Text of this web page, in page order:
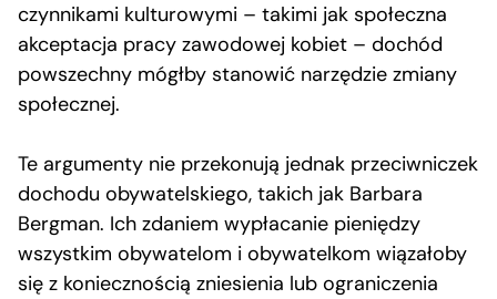
czynnikami kulturowymi – takimi jak społeczna
akceptacja pracy zawodowej kobiet – dochód
powszechny mógłby stanowić narzędzie zmiany
społecznej.
Te argumenty nie przekonują jednak przeciwniczek
dochodu obywatelskiego, takich jak Barbara
Bergman. Ich zdaniem wypłacanie pieniędzy
wszystkim obywatelom i obywatelkom wiązałoby
się z koniecznością zniesienia lub ograniczenia